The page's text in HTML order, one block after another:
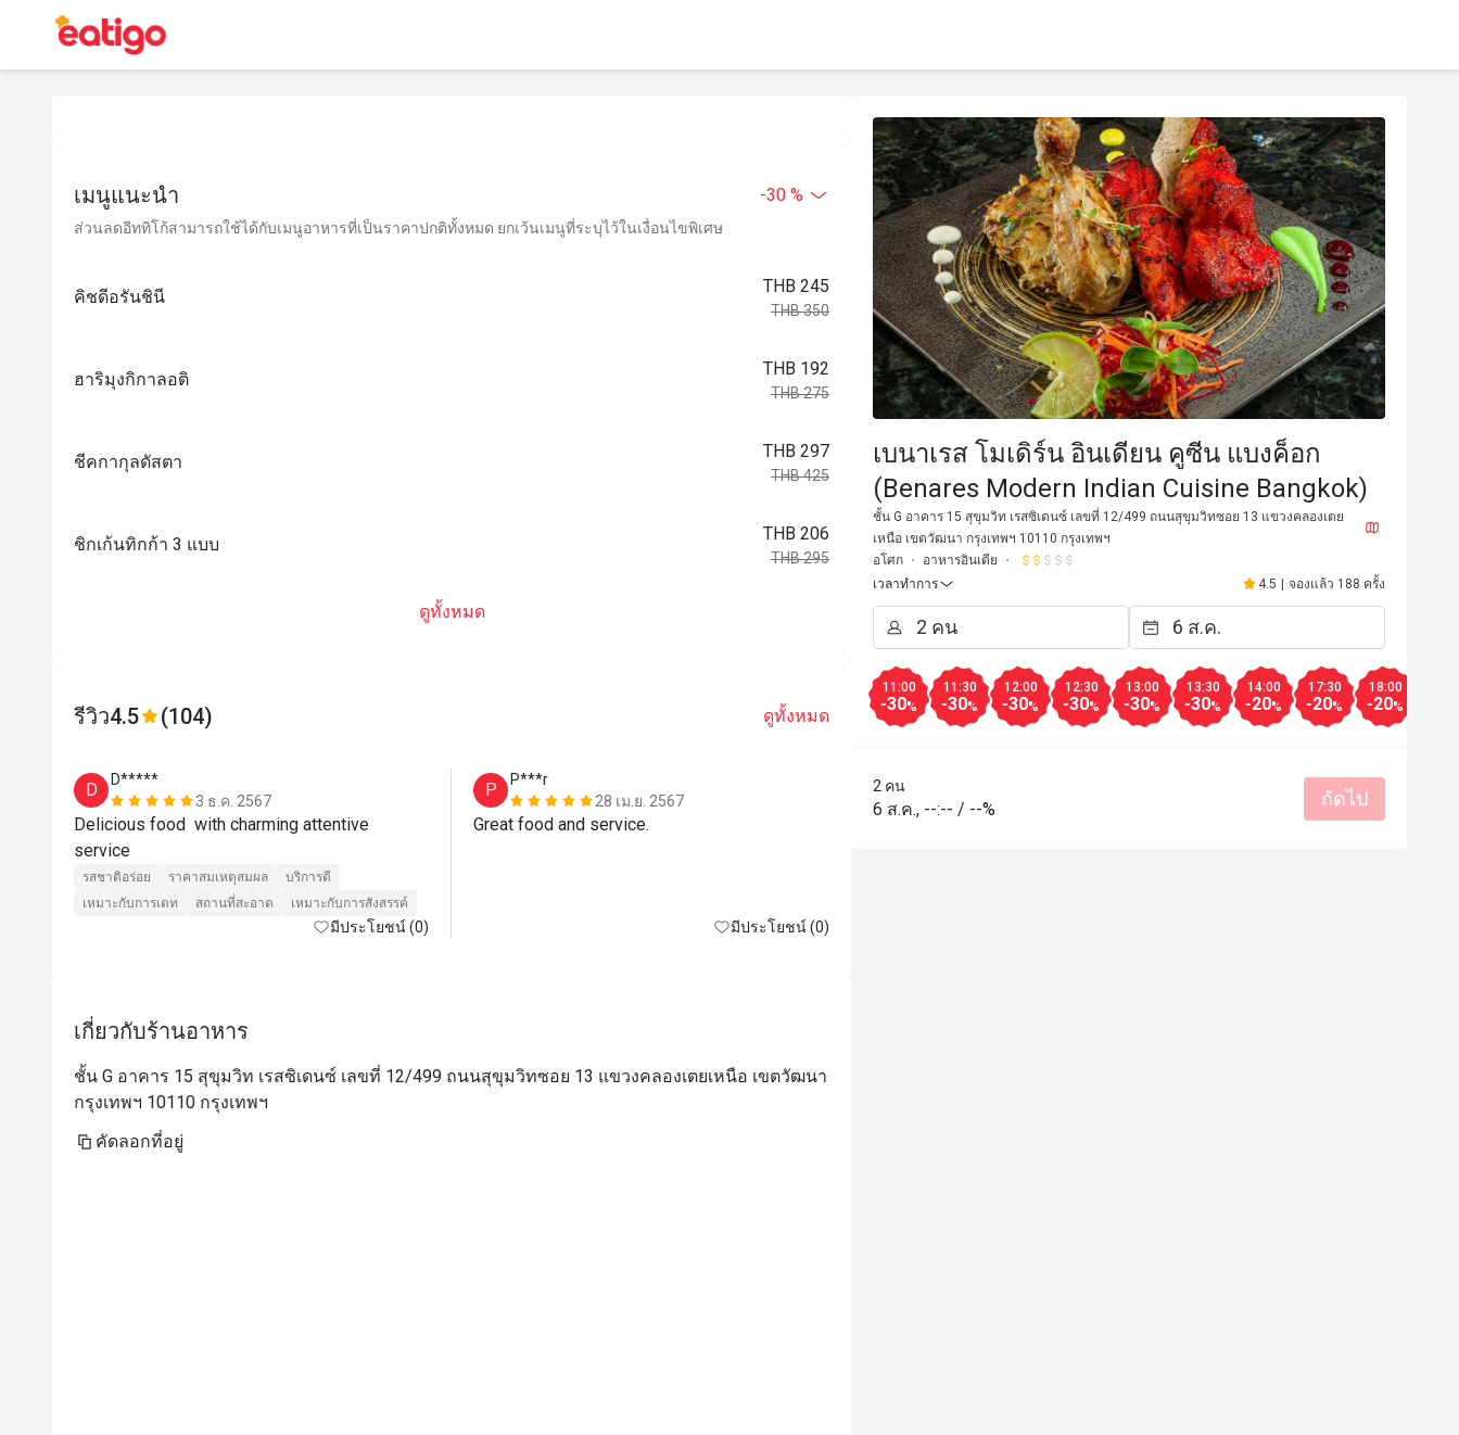
เมนูแนะนำ -30 %
ส่วนลดอีททิโก้สามารถใช้ได้กับเมนูอาหารที่เป็นราคาปกติทั้งหมด ยกเว้นเมนูที่ระบุไว้ในเงื่อนไขพิเศษ
คิชดีอรันชินี
THB 245
THB 350
ฮาริมุงกิกาลอติ
THB 192
THB 275
ชีคกากุลดัสตา
THB 297
THB 425
ชิกเก้นทิกก้า 3 แบบ
THB 206
THB 295
ดูทั้งหมด
รีวิว4.5 (104) ดูทั้งหมด
D
D*****
3 ธ.ค. 2567
Delicious food  with charming attentive
รสชาติอร่อย ราคาสมเหตุสมผล
บริการดี
เหมาะกับการเดท
สถานที่สะอาด เหมาะกับการสังสรรค์
มีประโยชน์ (0)
P
P***r
28 เม.ย. 2567
Great food and service.
มีประโยชน์ (0)
I
The service and food at the restaurant was
P***r
Great food and service
เกี่ยวกับร้านอาหาร
ชั้น G อาคาร 15 สุขุมวิท เรสซิเดนซ์ เลขที่ 12/499 ถนนสุขุมวิทซอย 13 แขวงคลองเตยเหนือ เขตวัฒนา
กรุงเทพฯ 10110 กรุงเทพฯ
คัดลอกที่อยู่
เบนาเรส โมเดิร์น อินเดียน คูซีน แบงค็อก
(Benares Modern Indian Cuisine Bangkok)
ชั้น G อาคาร 15 สุขุมวิท เรสซิเดนซ์ เลขที่ 12/499 ถนนสุขุมวิทซอย 13 แขวงคลองเตย
เหนือ เขตวัฒนา กรุงเทพฯ 10110 กรุงเทพฯ
อโศก
อาหารอินเดีย
เวลาทำการ
4.5 | จองแล้ว 188 ครั้ง
11:00
-30%
11:30
-30%
12:00
-30%
12:30
-30%
13:00
-30%
13:30
-30%
14:00
-20%
17:30
-20%
18:00
-20%
2 คน
6 ส.ค., --:-- / --% ถัดไป